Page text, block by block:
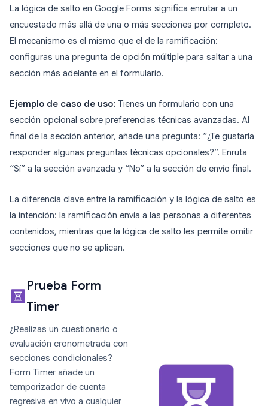
La lógica de salto en Google Forms significa enrutar a un
encuestado más allá de una o más secciones por completo.
El mecanismo es el mismo que el de la ramificación:
configuras una pregunta de opción múltiple para saltar a una
sección más adelante en el formulario.
Ejemplo de caso de uso: Tienes un formulario con una
sección opcional sobre preferencias técnicas avanzadas. Al
final de la sección anterior, añade una pregunta: “¿Te gustaría
responder algunas preguntas técnicas opcionales?”. Enruta
“Sí” a la sección avanzada y “No” a la sección de envío final.
La diferencia clave entre la ramificación y la lógica de salto es
la intención: la ramificación envía a las personas a diferentes
contenidos, mientras que la lógica de salto les permite omitir
secciones que no se aplican.
Prueba Form
Timer
¿Realizas un cuestionario o
evaluación cronometrada con
secciones condicionales?
Form Timer añade un
temporizador de cuenta
regresiva en vivo a cualquier